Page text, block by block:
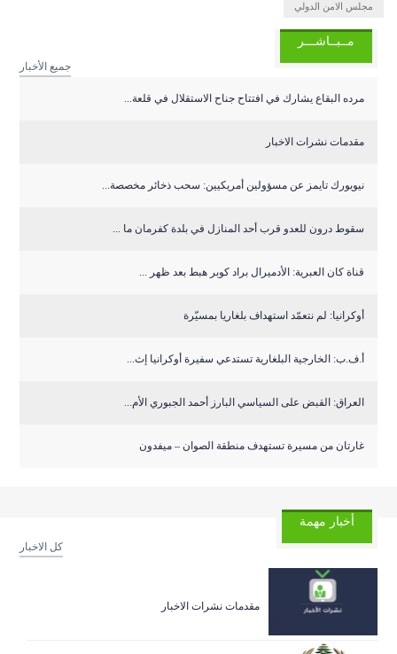
مجلس الامن الدولي
مــبــاشـــر
جميع الأخبار
مرده البقاع يشارك في افتتاح جناح الاستقلال في قلعة...
مقدمات نشرات الاخبار
نيويورك تايمز عن مسؤولين أمريكيين: سحب ذخائر مخصصة...
سقوط درون للعدو قرب أحد المنازل في بلدة كفرمان ما ...
قناة كان العبرية: الأدميرال براد كوبر هبط بعد ظهر ...
أوكرانيا: لم نتعمّد استهداف بلغاريا بمسيّرة
أ.ف.ب: الخارجية البلغارية تستدعي سفيرة أوكرانيا إث...
العراق: القبض على السياسي البارز أحمد الجبوري الأم...
غارتان من مسيرة تستهدف منطقة الصوان – ميفدون
أخبار مهمة
كل الاخبار
مقدمات نشرات الاخبار